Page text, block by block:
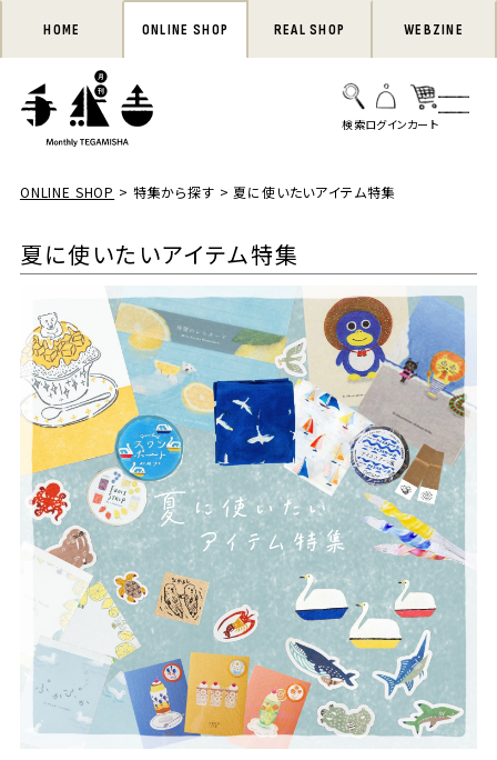
HOME ONLINE SHOP REAL SHOP WEBZINE
ONLINE SHOP 特集から探す 夏に使いたいアイテム特集
夏に使いたいアイテム特集